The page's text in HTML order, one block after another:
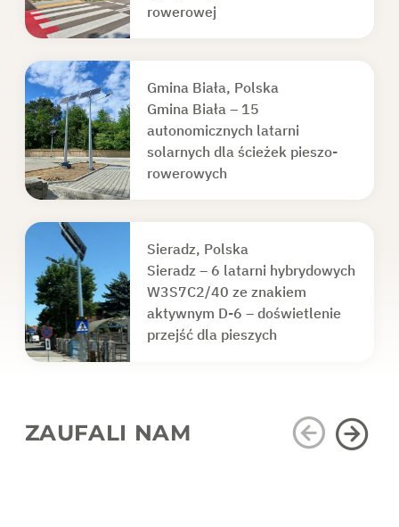
rowerowej
Gmina Biała, Polska
Gmina Biała – 15
autonomicznych latarni
solarnych dla ścieżek pieszo-
rowerowych
Sieradz, Polska
Sieradz – 6 latarni hybrydowych
W3S7C2/40 ze znakiem
aktywnym D-6 – doświetlenie
przejść dla pieszych
ZAUFALI NAM